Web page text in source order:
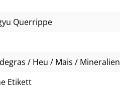
Querrippe
/ Heu / Mais / Mineralien
Etikett